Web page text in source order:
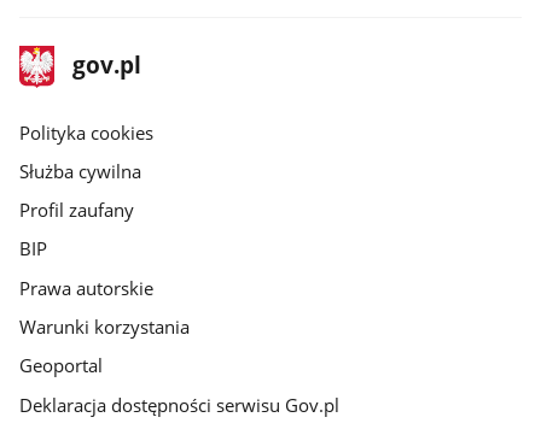
stopka
gov.pl
Strona
gov.pl
gov.pl
Polityka cookies
Służba cywilna
Profil zaufany
BIP
Prawa autorskie
Warunki korzystania
Geoportal
Deklaracja dostępności serwisu Gov.pl